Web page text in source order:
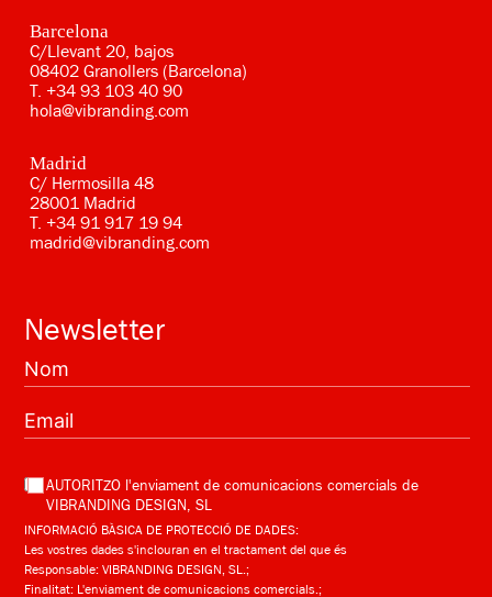
Barcelona
C/Llevant 20, bajos
08402 Granollers (Barcelona)
T. +34 93 103 40 90
hola@vibranding.com
Madrid
C/ Hermosilla 48
28001 Madrid
T. +34 91 917 19 94
madrid@vibranding.com
Newsletter
AUTORITZO l'enviament de comunicacions comercials de
VIBRANDING DESIGN, SL
INFORMACIÓ BÀSICA DE PROTECCIÓ DE DADES:
Les vostres dades s'inclouran en el tractament del que és
Responsable: VIBRANDING DESIGN, SL.;
Finalitat: L'enviament de comunicacions comercials.;